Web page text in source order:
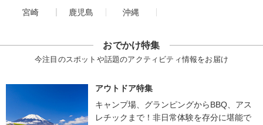
宮崎
鹿児島 沖縄
おでかけ特集
今注目のスポットや話題のアクティビティ情報をお届け
アウトドア特集
キャンプ場、グランピングからBBQ、アス
レチックまで！非日常体験を存分に堪能で